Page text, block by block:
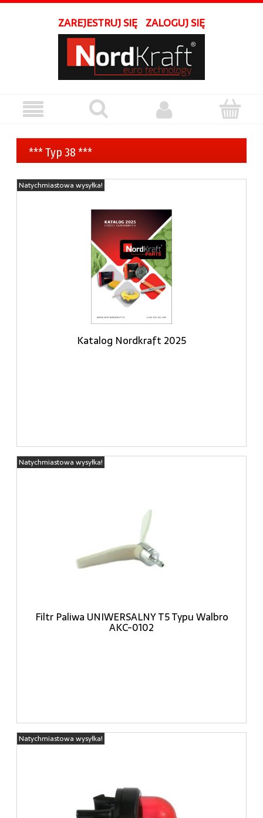
ZAREJESTRUJ SIĘ ZALOGUJ SIĘ
*** Typ 38 ***
Katalog Nordkraft 2025
Natychmiastowa wysyłka!
Filtr Paliwa UNIWERSALNY T5 Typu Walbro
AKC-0102
Natychmiastowa wysyłka!
Natychmiastowa wysyłka!